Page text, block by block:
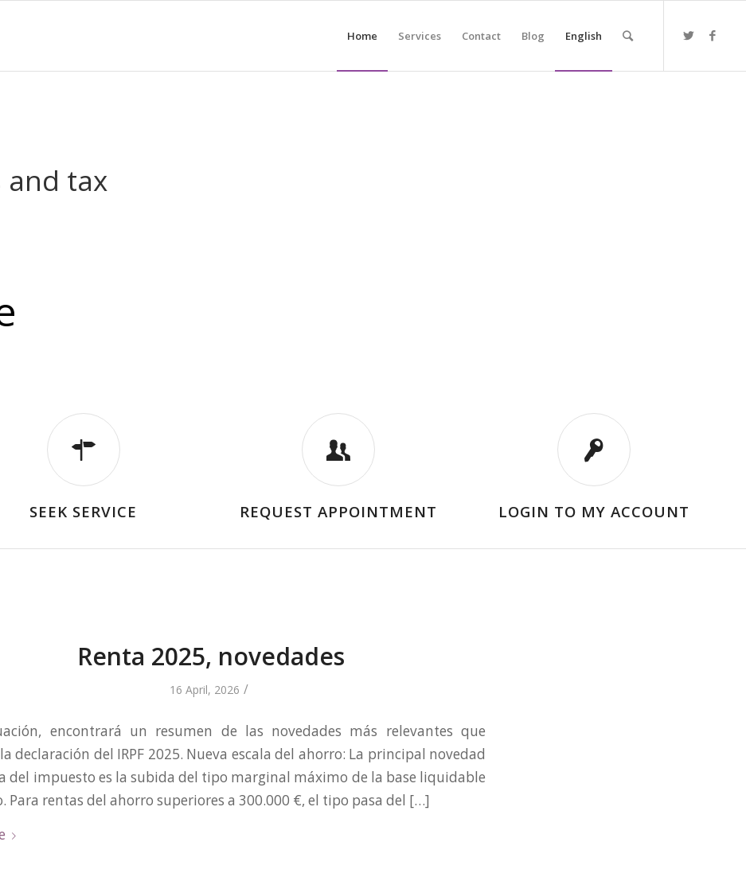
Home Services Contact Blog English
and tax
SEEK SERVICE REQUEST APPOINTMENT LOGIN TO MY ACCOUNT
Renta 2025, novedades
16 April, 2026 /
encontrará un resumen de las novedades más relevantes que
declaración del IRPF 2025. Nueva escala del ahorro: La principal novedad
del impuesto es la subida del tipo marginal máximo de la base liquidable
Para rentas del ahorro superiores a 300.000 €, el tipo pasa del […]